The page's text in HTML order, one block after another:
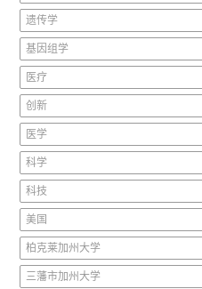
遗传学
基因组学
医疗
创新
医学
科学
科技
美国
柏克莱加州大学
三藩市加州大学